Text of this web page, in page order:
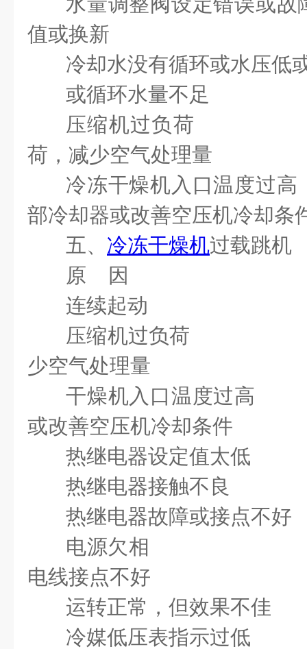
值或换新
冷却水没有循环或水压低
或循环水量不足
压缩机过负荷
荷，减少空气处理量
冷冻干燥机入口
部冷却器或改善空压机冷却条
五、 冷冻干燥机过载跳机
原 因 故
连续起动 每次
压缩机过负荷 干
少空气处理量
干燥机入口温度过高
或改善空压机冷却条件
热继电器设定值太低
热继电器接触不良
热继电器故障或接点不
电源欠相 熔丝
电线接点不好
运转正常，但效果不佳
冷媒低压表指示过低